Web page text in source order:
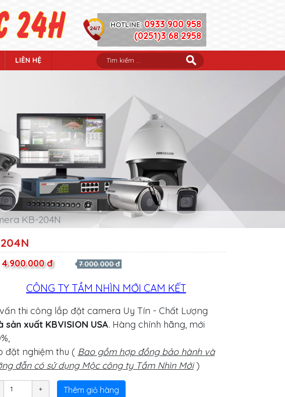
HOTLINE:0933 900 958
(0251)3 68 2958
LIÊN HỆ
KB-204N
4.900.000 đ 7.000.000 đ
CÔNG TY TẦM NHÌN MỚI CAM KẾT
thi công lắp đặt camera Uy Tín - Chất Lượng
sản xuất KBVISION USA. Hàng chính hãng, mới
đặt nghiệm thu ( Bao gồm hợp đồng bảo hành và
đẫn có sử dụng Mộc công ty Tầm Nhìn Mới)
Thêm giỏ hàng